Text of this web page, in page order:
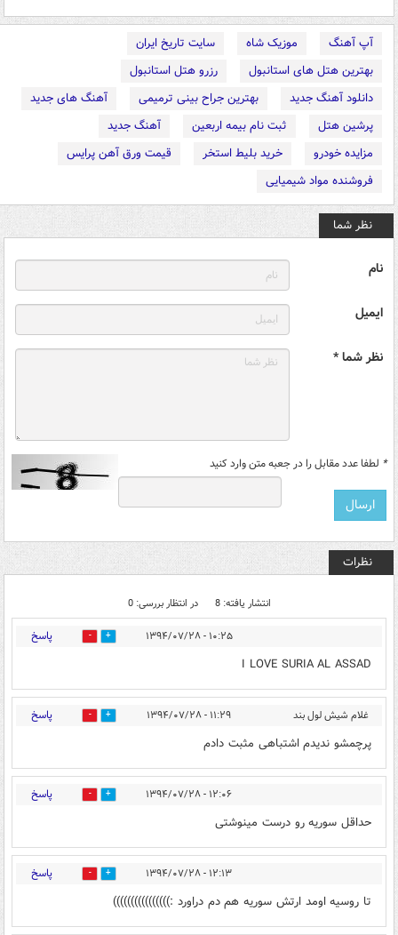
آپ آهنگ موزیک شاه
سایت تاریخ ایران
بهترین هتل های استانبول
رزرو هتل استانبول
دانلود آهنگ جدید
بهترین جراح بینی ترمیمی
آهنگ های جدید
پرشین هتل
ثبت نام بیمه اربعین
آهنگ جدید
مزایده خودرو
خرید بلیط استخر
قیمت ورق آهن پرایس
فروشنده مواد شیمیایی
نظر شما
نام
ایمیل
نظر شما *
* لطفا عدد مقابل را در جعبه متن وارد کنید
نظرات
انتشار یافته: 8 در انتظار بررسی: 0
۱۰:۲۵ - ۱۳۹۴/۰۷/۲۸ 0 پاسخ
I LOVE SURIA AL ASSAD
غلام شیش لول بند ۱۱:۲۹ - ۱۳۹۴/۰۷/۲۸ 0 پاسخ
پرچمشو ندیدم اشتباهی مثبت دادم
۱۲:۰۶ - ۱۳۹۴/۰۷/۲۸ 0 پاسخ
حداقل سوریه رو درست مینوشتی
۱۲:۱۳ - ۱۳۹۴/۰۷/۲۸ 0 پاسخ
تا روسیه اومد ارتش سوریه هم دم دراورد :))))))))))))))))